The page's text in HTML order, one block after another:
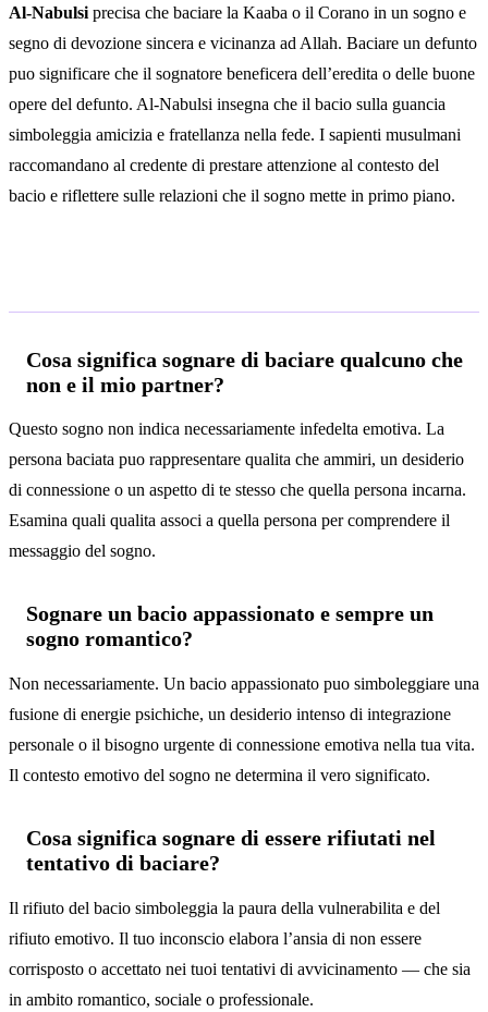
Al-Nabulsi precisa che baciare la Kaaba o il Corano in un sogno e
segno di devozione sincera e vicinanza ad Allah. Baciare un defunto
puo significare che il sognatore beneficera dell’eredita o delle buone
opere del defunto. Al-Nabulsi insegna che il bacio sulla guancia
simboleggia amicizia e fratellanza nella fede. I sapienti musulmani
raccomandano al credente di prestare attenzione al contesto del
bacio e riflettere sulle relazioni che il sogno mette in primo piano.
Cosa significa sognare di baciare qualcuno che
non e il mio partner?
Questo sogno non indica necessariamente infedelta emotiva. La
persona baciata puo rappresentare qualita che ammiri, un desiderio
di connessione o un aspetto di te stesso che quella persona incarna.
Esamina quali qualita associ a quella persona per comprendere il
messaggio del sogno.
Sognare un bacio appassionato e sempre un
sogno romantico?
Non necessariamente. Un bacio appassionato puo simboleggiare una
fusione di energie psichiche, un desiderio intenso di integrazione
personale o il bisogno urgente di connessione emotiva nella tua vita.
Il contesto emotivo del sogno ne determina il vero significato.
Cosa significa sognare di essere rifiutati nel
tentativo di baciare?
Il rifiuto del bacio simboleggia la paura della vulnerabilita e del
rifiuto emotivo. Il tuo inconscio elabora l’ansia di non essere
corrisposto o accettato nei tuoi tentativi di avvicinamento — che sia
in ambito romantico, sociale o professionale.